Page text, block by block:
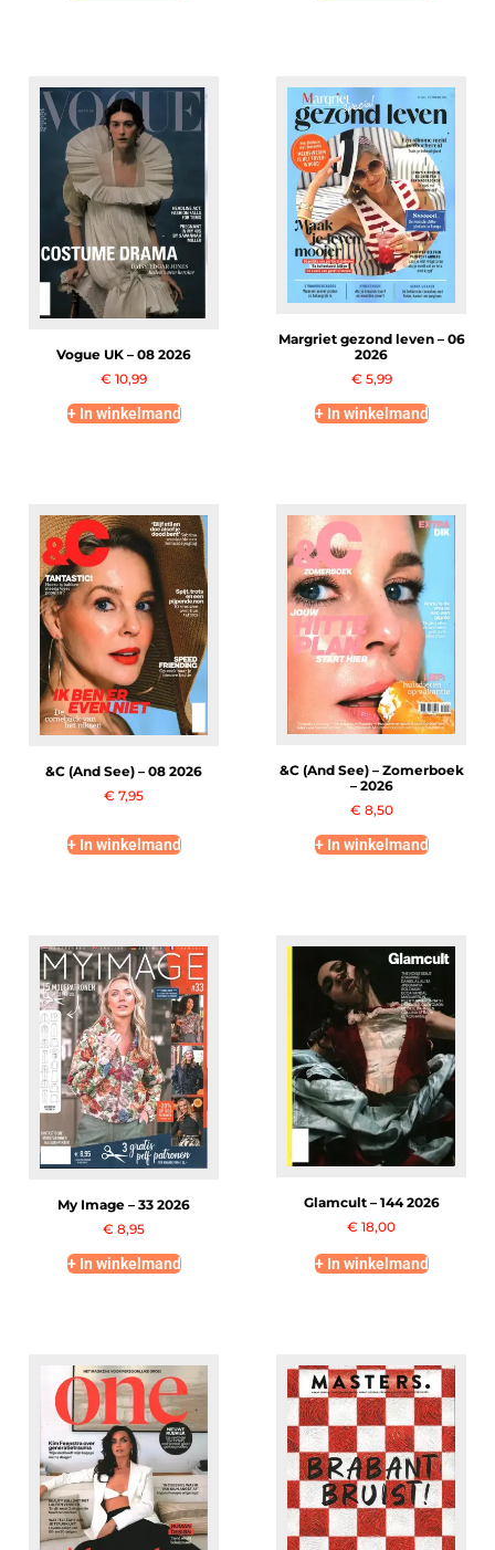
Vogue UK – 08 2026
€ 10,99
+ In winkelmand
Margriet gezond leven – 06
2026
€ 5,99
+ In winkelmand
&C (And See) – 08 2026
€ 7,95
+ In winkelmand
&C (And See) – Zomerboek
– 2026
€ 8,50
+ In winkelmand
My Image – 33 2026
€ 8,95
+ In winkelmand
Glamcult – 144 2026
€ 18,00
+ In winkelmand